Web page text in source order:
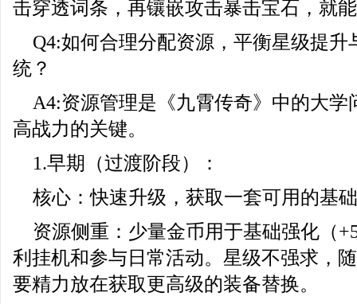
击穿透词条，再镶嵌攻击暴击宝石，就
Q4:如何合理分配资源，平衡星级提升
统？
A4:资源管理是《九霄传奇》中的大学
高战力的关键。
1.早期（过渡阶段）：
核心：快速升级，获取一套可用的基
资源侧重：少量金币用于基础强化（
利挂机和参与日常活动。星级不强求，
要精力放在获取更高级的装备替换。